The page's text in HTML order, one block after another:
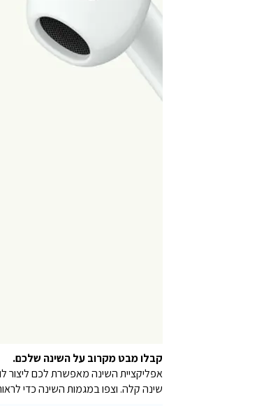
קבלו מבט מקרוב על השינה שלכם.
שינה קלה. וצפו במגמות השינה כדי